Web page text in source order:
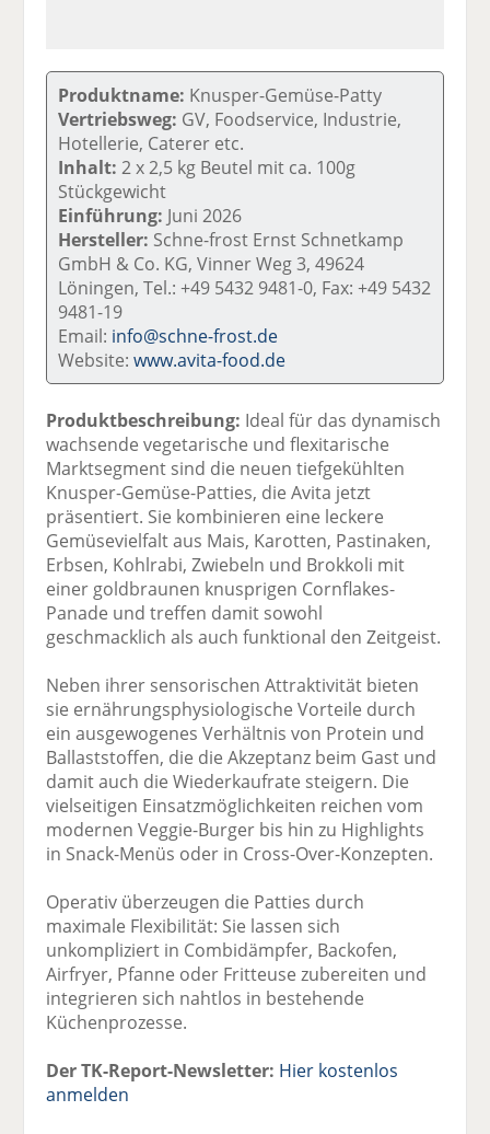
Produktname: Knusper-Gemüse-Patty
Vertriebsweg: GV, Foodservice, Industrie,
Hotellerie, Caterer etc.
Inhalt: 2 x 2,5 kg Beutel mit ca. 100g
Stückgewicht
Einführung: Juni 2026
Hersteller: Schne-frost Ernst Schnetkamp
GmbH & Co. KG, Vinner Weg 3, 49624
Löningen, Tel.: +49 5432 9481-0, Fax: +49 5432
9481-19
Email: info@schne-frost.de
Website:www.avita-food.de
Produktbeschreibung: Ideal für das dynamisch
wachsende vegetarische und flexitarische
Marktsegment sind die neuen tiefgekühlten
Knusper-Gemüse-Patties, die Avita jetzt
präsentiert. Sie kombinieren eine leckere
Gemüsevielfalt aus Mais, Karotten, Pastinaken,
Erbsen, Kohlrabi, Zwiebeln und Brokkoli mit
einer goldbraunen knusprigen Cornflakes-
Panade und treffen damit sowohl
geschmacklich als auch funktional den Zeitgeist.
Neben ihrer sensorischen Attraktivität bieten
sie ernährungsphysiologische Vorteile durch
ein ausgewogenes Verhältnis von Protein und
Ballaststoffen, die die Akzeptanz beim Gast und
damit auch die Wiederkaufrate steigern. Die
vielseitigen Einsatzmöglichkeiten reichen vom
modernen Veggie-Burger bis hin zu Highlights
in Snack-Menüs oder in Cross-Over-Konzepten.
Operativ überzeugen die Patties durch
maximale Flexibilität: Sie lassen sich
unkompliziert in Combidämpfer, Backofen,
Airfryer, Pfanne oder Fritteuse zubereiten und
integrieren sich nahtlos in bestehende
Küchenprozesse.
Der TK-Report-Newsletter: Hier kostenlos
anmelden